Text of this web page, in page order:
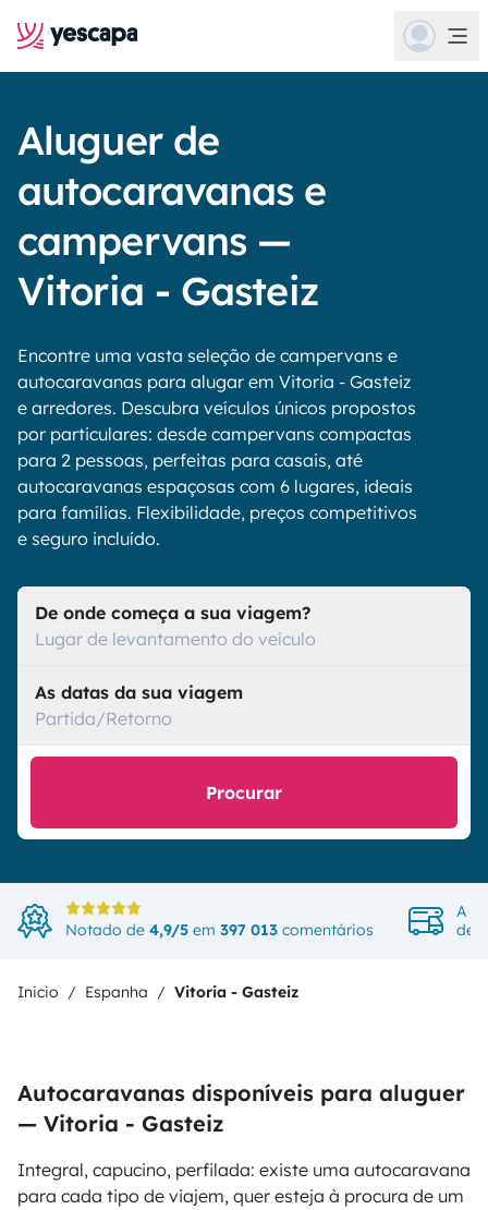
Aluguer de
autocaravanas e
campervans —
Vitoria - Gasteiz
Encontre uma vasta seleção de campervans e
autocaravanas para alugar em Vitoria - Gasteiz
e arredores. Descubra veículos únicos propostos
por particulares: desde campervans compactas
para 2 pessoas, perfeitas para casais, até
autocaravanas espaçosas com 6 lugares, ideais
para famílias. Flexibilidade, preços competitivos
e seguro incluído.
De onde começa a sua viagem?
Lugar de levantamento do veículo
As datas da sua viagem
Partida/Retorno
Procurar
Notado de 4,9/5 em 397 013 comentários
A
de
Inicio Espanha Vitoria - Gasteiz
Autocaravanas disponíveis para aluguer
— Vitoria - Gasteiz
Integral, capucino, perfilada: existe uma autocaravana
para cada tipo de viajem, quer esteja à procura de um